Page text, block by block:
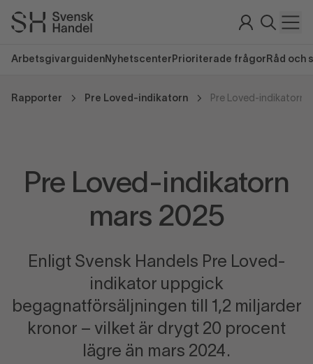
Arbetsgivarguiden Nyhetscenter Prioriterade frågor Råd och
Rapporter Pre Loved-indikatorn Pre Loved-indikatorn
Pre Loved-indikatorn
mars 2025
Enligt Svensk Handels Pre Loved-
indikator uppgick
begagnatförsäljningen till 1,2 miljarder
kronor – vilket är drygt 20 procent
lägre än mars 2024.